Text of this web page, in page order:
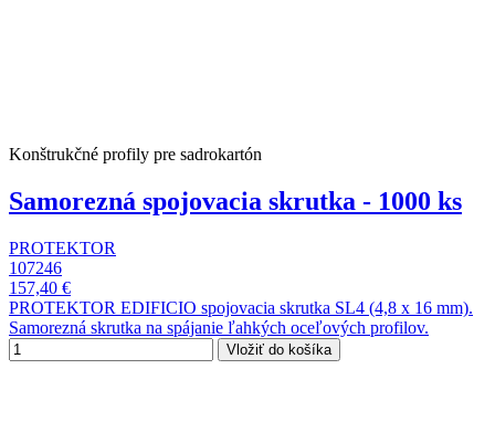
Konštrukčné profily pre sadrokartón
Samorezná spojovacia skrutka - 1000 ks
PROTEKTOR
107246
157,40 €
PROTEKTOR EDIFICIO spojovacia skrutka SL4 (4,8 x 16 mm).
Samorezná skrutka na spájanie ľahkých oceľových profilov.
Vložiť do košíka